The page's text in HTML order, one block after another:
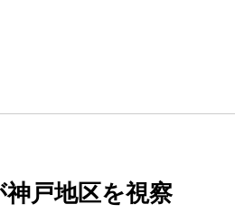
戸地区を視察